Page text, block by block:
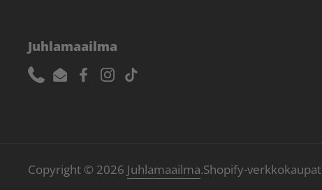
Juhlamaailma
PhoneEmailFacebook
Instagram
TikTok
Copyright © 2026 Juhlamaailma.Shopify-verkkokaupat